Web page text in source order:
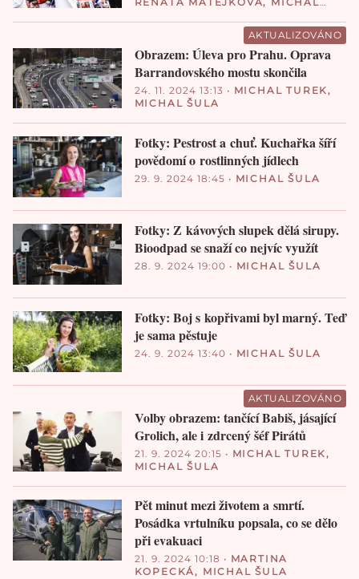
AKTUALIZOVÁNO
Obrazem: Úleva pro Prahu. Oprava
Barrandovského mostu skončila
24. 11. 2024 13:13 • MICHAL TUREK ,
MICHAL ŠULA
Fotky: Pestrost a chuť. Kuchařka šíří
povědomí o rostlinných jídlech
29. 9. 2024 18:45 • MICHAL ŠULA
Fotky: Z kávových slupek dělá sirupy.
Bioodpad se snaží co nejvíc využít
28. 9. 2024 19:00 • MICHAL ŠULA
Fotky: Boj s kopřivami byl marný. Teď
je sama pěstuje
24. 9. 2024 13:40 • MICHAL ŠULA
AKTUALIZOVÁNO
Volby obrazem: tančící Babiš, jásající
Grolich, ale i zdrcený šéf Pirátů
21. 9. 2024 20:15 • MICHAL TUREK ,
MICHAL ŠULA
Pět minut mezi životem a smrtí.
Posádka vrtulníku popsala, co se dělo
při evakuaci
21. 9. 2024 10:18 • MARTINA
KOPECKÁ, MICHAL ŠULA